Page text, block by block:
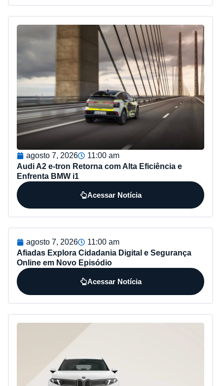
agosto 7, 2026
11:00 am
Audi A2 e-tron Retorna com Alta Eficiência e
Enfrenta BMW i1
Acessar Notícia
agosto 7, 2026
11:00 am
Afiadas Explora Cidadania Digital e Segurança
Online em Novo Episódio
Acessar Notícia